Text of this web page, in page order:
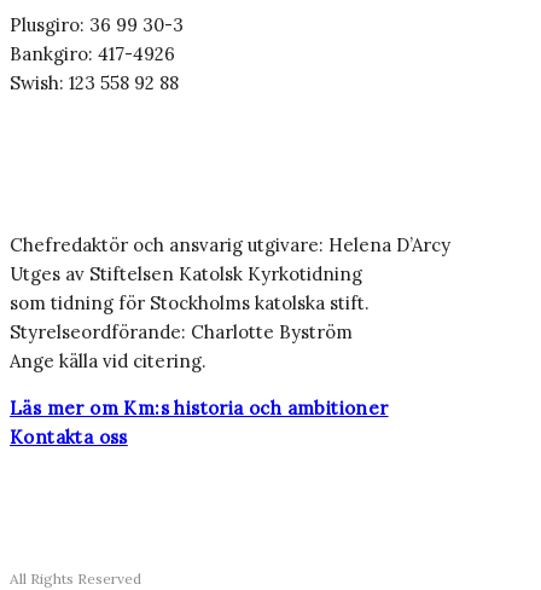
Plusgiro: 36 99 30-3
Bankgiro: 417-4926
Swish: 123 558 92 88
Chefredaktör och ansvarig utgivare: Helena D’Arcy
Utges av Stiftelsen Katolsk Kyrkotidning
som tidning för Stockholms katolska stift.
Styrelseordförande: Charlotte Byström
Ange källa vid citering.
Läs mer om Km:s historia och ambitioner
Kontakta oss
All Rights Reserved